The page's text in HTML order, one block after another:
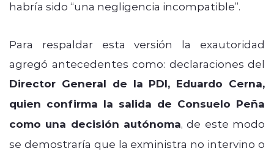
habría sido “una negligencia incompatible”.
Para respaldar esta versión la exautoridad
agregó antecedentes como: declaraciones del
Director General de la PDI, Eduardo Cerna,
quien confirma la salida de Consuelo Peña
como una decisión autónoma, de este modo
se demostraría que la exministra no intervino o